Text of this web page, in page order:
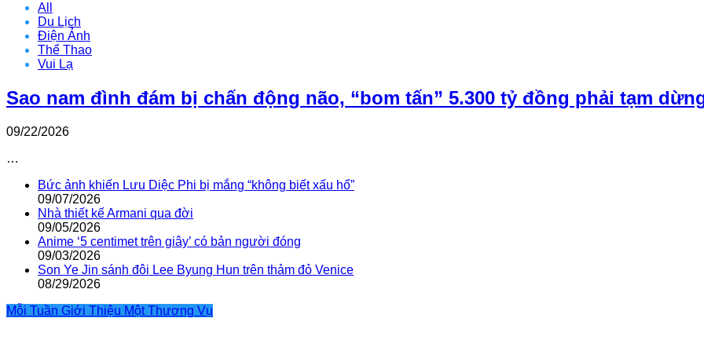
All
Du Lịch
Điện Ảnh
Thể Thao
Vui Lạ
Sao nam đình đám bị chấn động não, “bom tấn” 5.300 tỷ đồng phải tạm
09/22/2026
…
Bức ảnh khiến Lưu Diệc Phi bị mắng “không biết xấu hổ”
09/07/2026
Nhà thiết kế Armani qua đời
09/05/2026
Anime ‘5 centimet trên giây’ có bản người đóng
09/03/2026
Son Ye Jin sánh đôi Lee Byung Hun trên thảm đỏ Venice
08/29/2026
Mỗi Tuần Giới Thiệu Một Thương Vụ